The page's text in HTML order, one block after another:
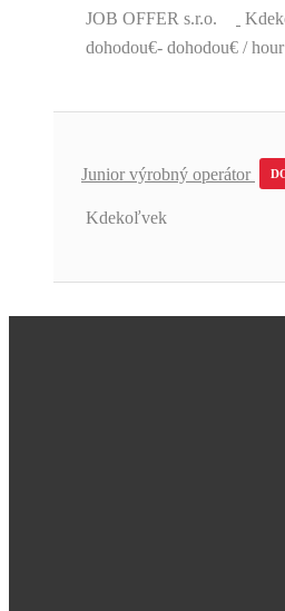
JOB OFFER s.r.o.
dohodou€- dohodou€ / hour
Junior výrobný operátor
Kdekoľvek